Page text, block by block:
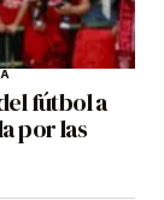
fútbol a
por las